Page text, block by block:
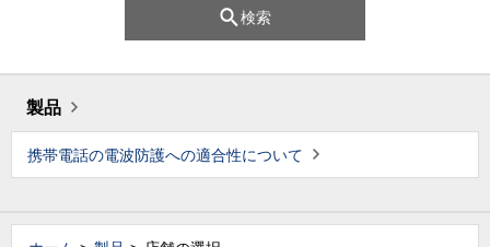
検索
製品
携帯電話の電波防護への適合性について